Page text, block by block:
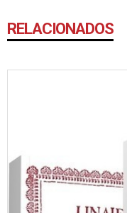
RELACIONADOS